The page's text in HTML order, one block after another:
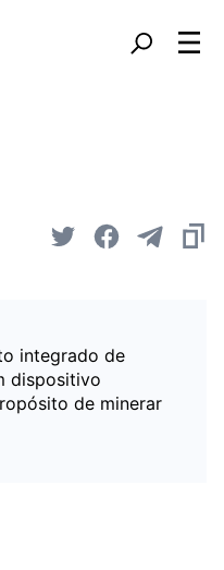
integrado de
dispositivo
de minerar